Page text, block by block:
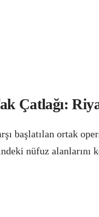
Çatlağı:
başlatılan ortak
nüfuz alanlarını